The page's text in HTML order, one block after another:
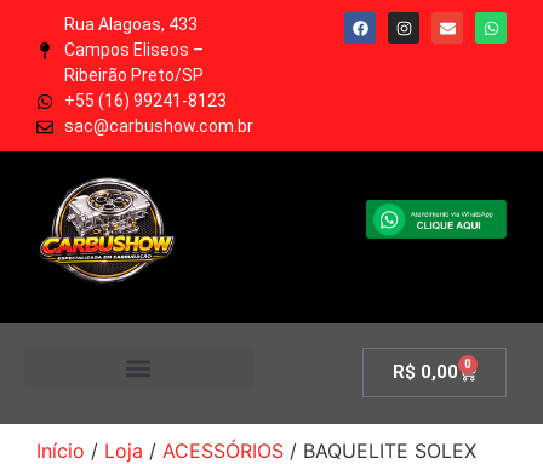
Rua Alagoas, 433
Campos Eliseos –
Ribeirão Preto/SP
+55 (16) 99241-8123
sac@carbushow.com.br
R$ 0,00 0
Início / Loja / ACESSÓRIOS / BAQUELITE SOLEX